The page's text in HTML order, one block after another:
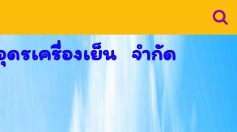
รเครื่องเย็น จำกัด